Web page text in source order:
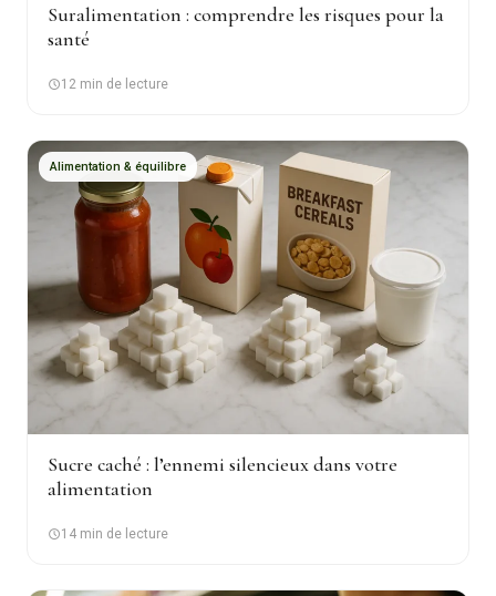
Suralimentation : comprendre les risques pour la
santé
12 min de lecture
Alimentation & équilibre
Sucre caché : l’ennemi silencieux dans votre
alimentation
14 min de lecture